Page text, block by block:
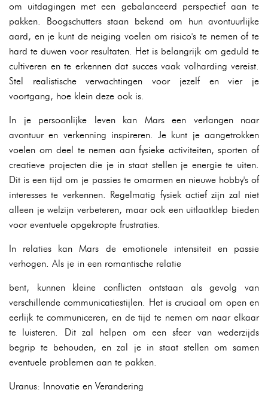
om uitdagingen met een gebalanceerd perspectief aan te
pakken. Boogschutters staan bekend om hun avontuurlijke
aard, en je kunt de neiging voelen om risico's te nemen of te
hard te duwen voor resultaten. Het is belangrijk om geduld te
cultiveren en te erkennen dat succes vaak volharding vereist.
Stel realistische verwachtingen voor jezelf en vier je
voortgang, hoe klein deze ook is.
In je persoonlijke leven kan Mars een verlangen naar
avontuur en verkenning inspireren. Je kunt je aangetrokken
voelen om deel te nemen aan fysieke activiteiten, sporten of
creatieve projecten die je in staat stellen je energie te uiten.
Dit is een tijd om je passies te omarmen en nieuwe hobby's of
interesses te verkennen. Regelmatig fysiek actief zijn zal niet
alleen je welzijn verbeteren, maar ook een uitlaatklep bieden
voor eventuele opgekropte frustraties.
In relaties kan Mars de emotionele intensiteit en passie
verhogen. Als je in een romantische relatie
bent, kunnen kleine conflicten ontstaan als gevolg van
verschillende communicatiestijlen. Het is cruciaal om open en
eerlijk te communiceren, en de tijd te nemen om naar elkaar
te luisteren. Dit zal helpen om een sfeer van wederzijds
begrip te behouden, en zal je in staat stellen om samen
eventuele problemen aan te pakken.
Uranus: Innovatie en Verandering